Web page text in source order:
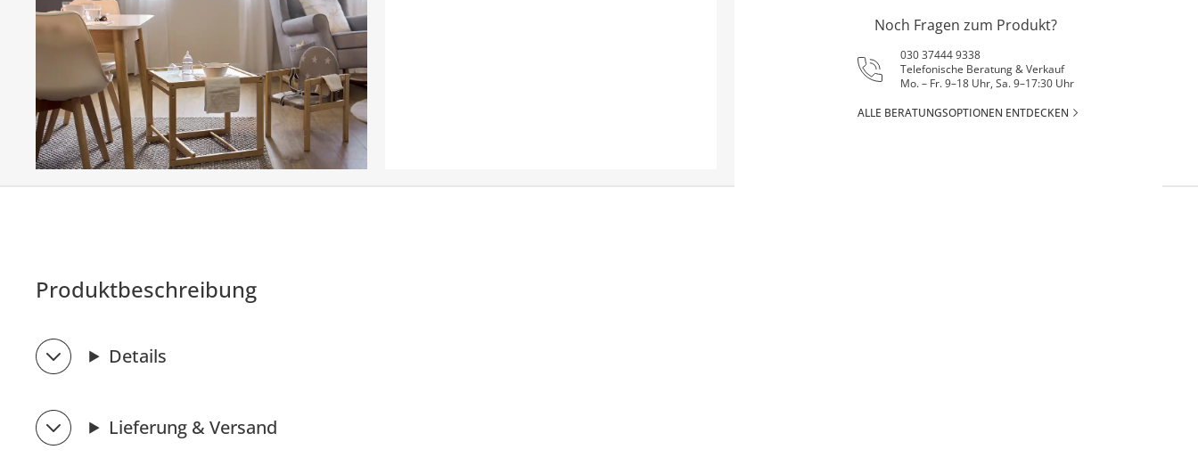
Noch Fragen zum Produkt?
030 37444 9338
Telefonische Beratung & Verkauf
Mo. – Fr. 9–18 Uhr, Sa. 9–17:30 Uhr
ALLE BERATUNGSOPTIONEN ENTDECKEN
Produktbeschreibung
Details
Lieferung & Versand